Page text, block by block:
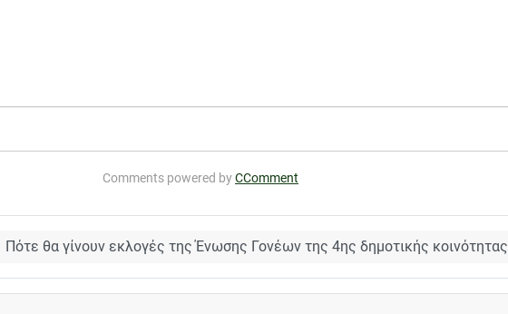
Comments powered byCComment
Πότε θα γίνουν εκλογές της Ένωσης Γονέων της 4ης δημοτικής κοινότητας